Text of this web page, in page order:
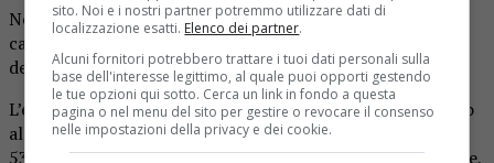
Nella giornata di ieri due donne sono state denunciate dai
carabinieri, in quanto sospettate di aver tentato di rubare
della merce alla Conad diCandelo.
L’episodio si è verificato nel corso della mattinata, intorno
alle 12,30. Ha visto protagoniste una trentenne e una
53enne, entrambe già parecchio note alle forze dell’ordine,
sito. Noi e i nostri partner potremmo utilizzare dati di
localizzazione esatti. Elenco dei partner.
Alcuni fornitori potrebbero trattare i tuoi dati personali sulla
base dell'interesse legittimo, al quale puoi opporti gestendo
le tue opzioni qui sotto. Cerca un link in fondo a questa
pagina o nel menu del sito per gestire o revocare il consenso
nelle impostazioni della privacy e dei cookie.